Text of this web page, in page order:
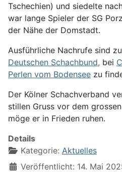
Tschechien) und siedelte
war lange Spieler der SG
der Nähe der Domstadt.
Ausführliche Nachrufe sind
Deutschen Schachbund, bei
Perlen vom Bodensee zu
Der Kölner Schachverband
stillen Gruss vor dem
möge er in Frieden ruhen.
Details
Kategorie: Aktuelles
Veröffentlicht: 14. Mai